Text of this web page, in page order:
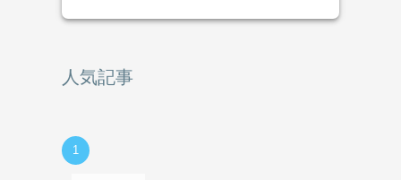
人気記事
1